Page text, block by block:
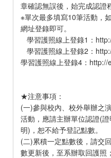
章確認無誤後，始完成認證
※單次最多填寫10筆活動，
網址登錄即可。
學習護照線上登錄1：
學習護照線上登錄2：
學習護照線上登錄4：
★注意事項：
(一)參與校內、校外舉辦之
活動，應請主辦單位認證(
明)，恕不給予登記點數。
(二)累積一定點數後，請交
數更新後，至系辦取回護照